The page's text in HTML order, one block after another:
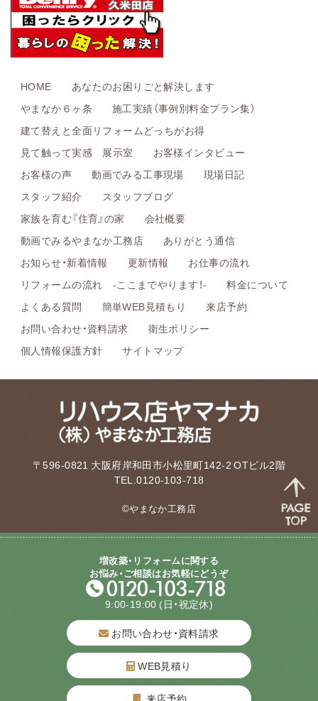
HOME
あなたのお困りごと解決します
やまなか６ヶ条
施工実績（事例別料金プラン集）
建て替えと全面リフォームどっちがお得
見て触って実感 展示室
お客様インタビュー
お客様の声
動画でみる工事現場
現場日記
スタッフ紹介
スタッフブログ
家族を育む『住育』の家
会社概要
動画でみるやまなか工務店
ありがとう通信
お知らせ・新着情報
更新情報
お仕事の流れ
リフォームの流れ -ここまでやります！-
料金について
よくある質問
簡単WEB見積もり
来店予約
お問い合わせ・資料請求
衛生ポリシー
個人情報保護方針
サイトマップ
〒596-0821 大阪府岸和田市小松里町142-2 OTビル2階
TEL.0120-103-718
©やまなか工務店
増改築・リフォームに関する
お悩み・ご相談はお気軽にどうぞ
9:00-19:00 (日・祝定休)
お問い合わせ・資料請求
WEB見積り
来店予約